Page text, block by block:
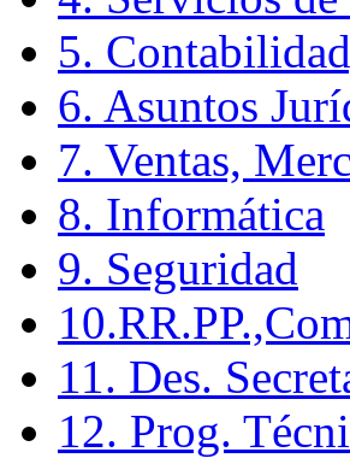
5.
6. Asuntos
7. Ventas,
8. Informática
9. Seguridad
11. Des.
12. Prog.